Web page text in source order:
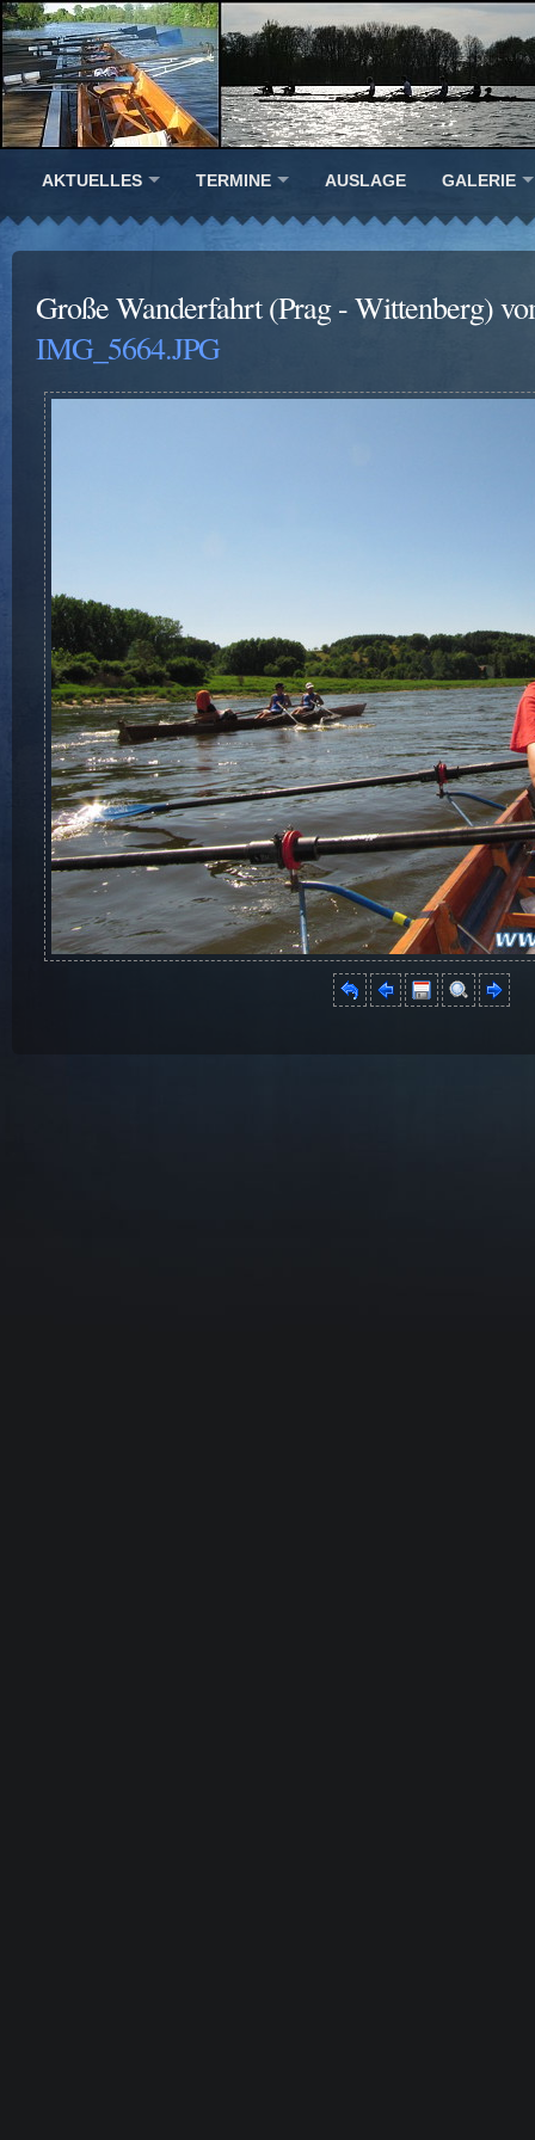
AKTUELLES TERMINE AUSLAGE GALERIE
Große Wanderfahrt (Prag - Wittenberg)
IMG_5664.JPG